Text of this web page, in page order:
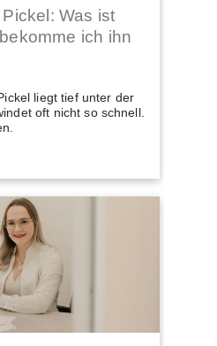
Was ist
ich ihn
liegt tief unter der
oft nicht so schnell.